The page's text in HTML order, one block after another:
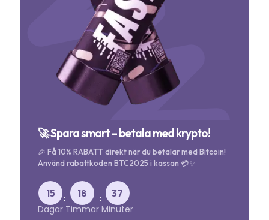
🚀 Spara smart – betala med krypto!
🎉 Få 10% RABATT direkt när du betalar med Bitcoin!
Använd rabattkoden BTC2025 i kassan 💳✨
15
Dagar
:
18
Timmar
:
37
Minuter